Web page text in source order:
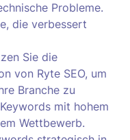
Probleme.
die verbessert
Sie die
von Ryte SEO, um
Branche zu
mit hohem
Wettbewerb.